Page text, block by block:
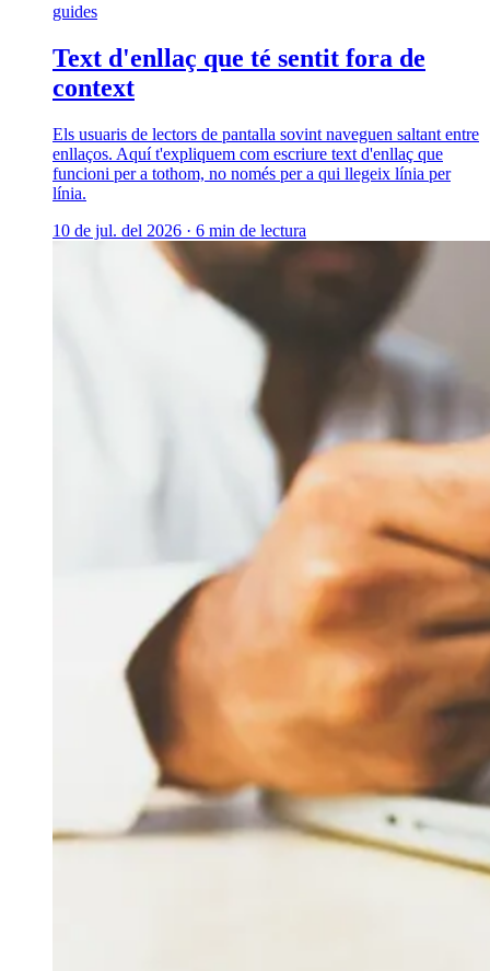
guides
Text d'enllaç que té sentit fora de
context
Els usuaris de lectors de pantalla sovint naveguen saltant entre
enllaços. Aquí t'expliquem com escriure text d'enllaç que
funcioni per a tothom, no només per a qui llegeix línia per
línia.
10 de jul. del 2026 · 6 min de lectura